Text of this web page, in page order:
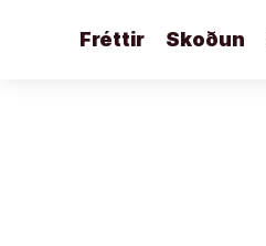
Fréttir Skoðun